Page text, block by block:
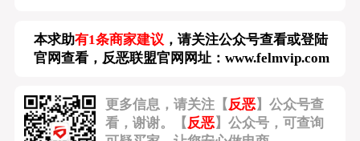
本求助有1条商家建议 ，请关注公众号查看或登陆
官网查看，反恶联盟官网网址： www.felmvip.com
更多信息，请关注【反恶】公众号查
看，谢谢。【反恶】公众号，可查询